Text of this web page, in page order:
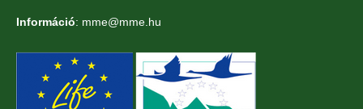
Információ: mme@mme.hu